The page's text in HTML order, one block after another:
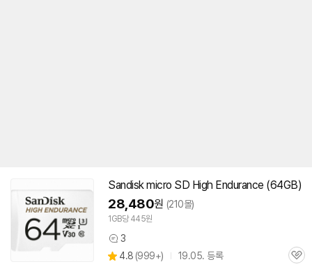
Sandisk micro SD High Endurance (64GB)
28,480원 (210몰)
1GB당 445원
상
품
3
별
4.8 (상
999+) 19.05. 등록
관